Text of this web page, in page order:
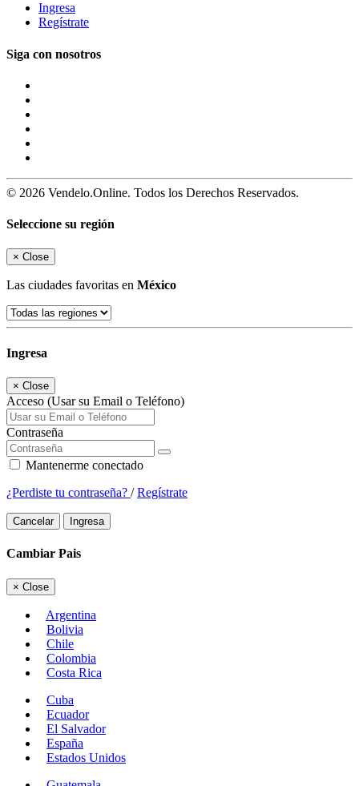
Ingresa
Regístrate
Siga con nosotros
© 2026 Vendelo.Online. Todos los Derechos Reservados.
Seleccione su región
× Close
Las ciudades favoritas en México
Ingresa
× Close
Acceso (Usar su Email o Teléfono)
Contraseña
Mantenerme conectado
¿Perdiste tu contraseña? /Regístrate
Cancelar Ingresa
Cambiar Pais
× Close
Argentina
Bolivia
Chile
Colombia
Costa Rica
Cuba
Ecuador
El Salvador
España
Estados Unidos